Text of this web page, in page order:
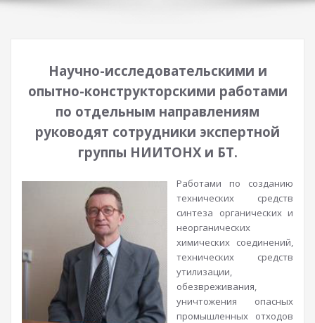
Научно-исследовательскими и
опытно-конструкторскими работами
по отдельным направлениям
руководят сотрудники экспертной
группы НИИТОНХ и БТ.
Работами по созданию
технических средств
синтеза органических и
неорганических
химических соединений,
технических средств
утилизации,
обезвреживания,
уничтожения опасных
промышленных отходов